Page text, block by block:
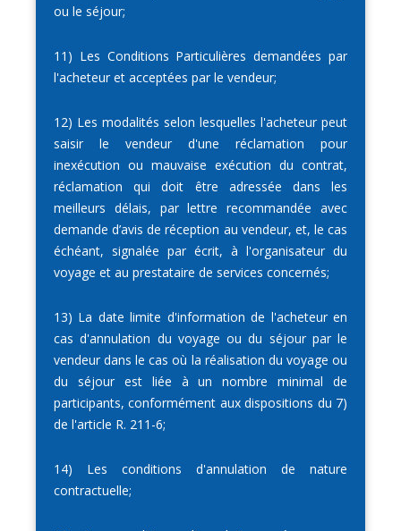
ou le séjour;
11) Les Conditions Particulières demandées par
l'acheteur et acceptées par le vendeur;
12) Les modalités selon lesquelles l'acheteur peut
saisir le vendeur d'une réclamation pour
inexécution ou mauvaise exécution du contrat,
réclamation qui doit être adressée dans les
meilleurs délais, par lettre recommandée avec
demande d’avis de réception au vendeur, et, le cas
échéant, signalée par écrit, à l'organisateur du
voyage et au prestataire de services concernés;
13) La date limite d'information de l'acheteur en
cas d'annulation du voyage ou du séjour par le
vendeur dans le cas où la réalisation du voyage ou
du séjour est liée à un nombre minimal de
participants, conformément aux dispositions du 7)
de l'article R. 211-6;
14) Les conditions d'annulation de nature
contractuelle;